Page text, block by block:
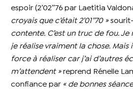
espoir (2’02’’76 par Laetitia
croyais que c’était 2’01’’70 »
contente. C’est un truc de fou. Je
je réalise vraiment la chose. Mais
force à réaliser car j’ai d’autres
m’attendent »reprend Rénelle
confiance par « de bonnes